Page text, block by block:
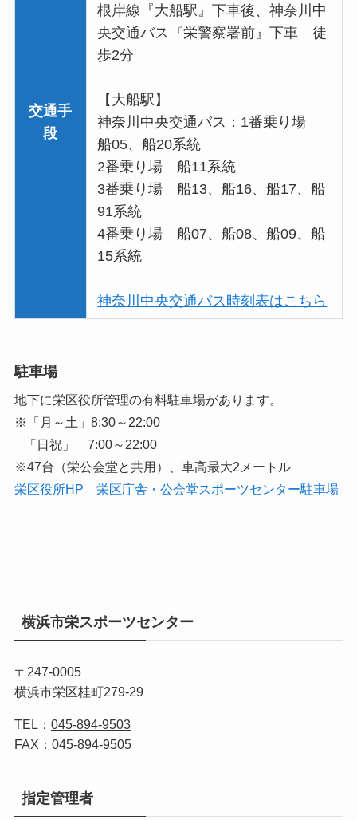
交通手
段
根岸線『大船駅』下車後、神奈川中
央交通バス『栄警察署前』下車 徒
歩2分
【大船駅】
神奈川中央交通バス：1番乗り場
船05、船20系統
2番乗り場 船11系統
3番乗り場 船13、船16、船17、船
91系統
4番乗り場 船07、船08、船09、船
15系統
神奈川中央交通バス時刻表はこちら
駐車場
地下に栄区役所管理の有料駐車場があります。
※「月～土」8:30～22:00
「日祝」 7:00～22:00
※47台（栄公会堂と共用）、車高最大2メートル
栄区役所HP 栄区庁舎・公会堂スポーツセンター駐車場
横浜市栄スポーツセンター
〒247-0005
横浜市栄区桂町279-29
TEL： 045-894-9503
FAX：045-894-9505
指定管理者